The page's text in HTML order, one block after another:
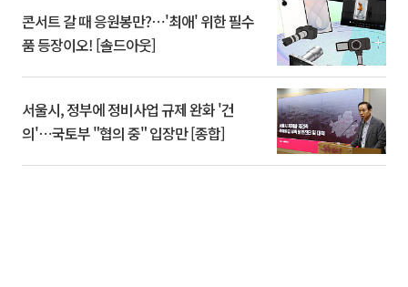
콘서트 갈 때 응원봉만?⋯'최애' 위한 필수
품 등장이오! [솔드아웃]
서울시, 정부에 정비사업 규제 완화 '건
의'⋯국토부 "협의 중" 입장만 [종합]